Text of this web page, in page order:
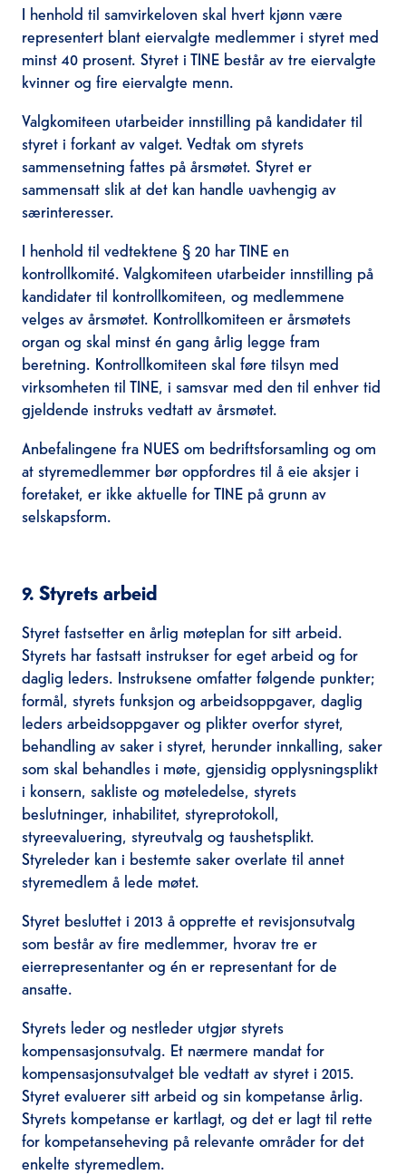
I henhold til samvirkeloven skal hvert kjønn være
representert blant eiervalgte medlemmer i styret med
minst 40 prosent. Styret i TINE består av tre eiervalgte
kvinner og fire eiervalgte menn.
Valgkomiteen utarbeider innstilling på kandidater til
styret i forkant av valget. Vedtak om styrets
sammensetning fattes på årsmøtet. Styret er
sammensatt slik at det kan handle uavhengig av
særinteresser.
I henhold til vedtektene § 20 har TINE en
kontrollkomité. Valgkomiteen utarbeider innstilling på
kandidater til kontrollkomiteen, og medlemmene
velges av årsmøtet. Kontrollkomiteen er årsmøtets
organ og skal minst én gang årlig legge fram
beretning. Kontrollkomiteen skal føre tilsyn med
virksomheten til TINE, i samsvar med den til enhver tid
gjeldende instruks vedtatt av årsmøtet.
Anbefalingene fra NUES om bedriftsforsamling og om
at styremedlemmer bør oppfordres til å eie aksjer i
foretaket, er ikke aktuelle for TINE på grunn av
selskapsform.
9. Styrets arbeid
Styret fastsetter en årlig møteplan for sitt arbeid.
Styrets har fastsatt instrukser for eget arbeid og for
daglig leders. Instruksene omfatter følgende punkter;
formål, styrets funksjon og arbeidsoppgaver, daglig
leders arbeidsoppgaver og plikter overfor styret,
behandling av saker i styret, herunder innkalling, saker
som skal behandles i møte, gjensidig opplysningsplikt
i konsern, sakliste og møteledelse, styrets
beslutninger, inhabilitet, styreprotokoll,
styreevaluering, styreutvalg og taushetsplikt.
Styreleder kan i bestemte saker overlate til annet
styremedlem å lede møtet.
Styret besluttet i 2013 å opprette et revisjonsutvalg
som består av fire medlemmer, hvorav tre er
eierrepresentanter og én er representant for de
ansatte.
Styrets leder og nestleder utgjør styrets
kompensasjonsutvalg. Et nærmere mandat for
kompensasjonsutvalget ble vedtatt av styret i 2015.
Styret evaluerer sitt arbeid og sin kompetanse årlig.
Styrets kompetanse er kartlagt, og det er lagt til rette
for kompetanseheving på relevante områder for det
enkelte styremedlem.